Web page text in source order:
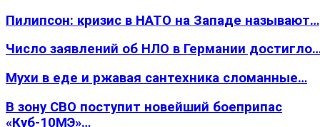
Пилипсон: кризис в НАТО на Западе называют…
Число заявлений об НЛО в Германии
Мухи в еде и ржавая сантехника сломанные…
В зону СВО поступит новейший боеприпас
«Куб-10МЭ»…